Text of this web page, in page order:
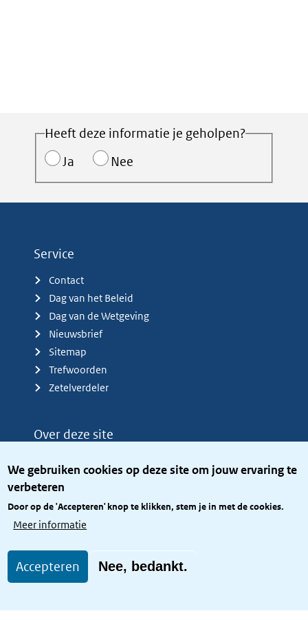
We gebruiken cookies op deze site om jouw ervaring te
verbeteren
Door op de 'Accepteren' knop te klikken, stem je in met de cookies.
Meer informatie
Accepteren Nee, bedankt.
Heeft deze informatie je geholpen?
Ja
Nee
Service
Contact
Dag van het Beleid
Dag van de Wetgeving
Nieuwsbrief
Sitemap
Trefwoorden
Zetelverdeler
Over deze site
Privacy
Toegang site openbaar
Toegankelijkheid